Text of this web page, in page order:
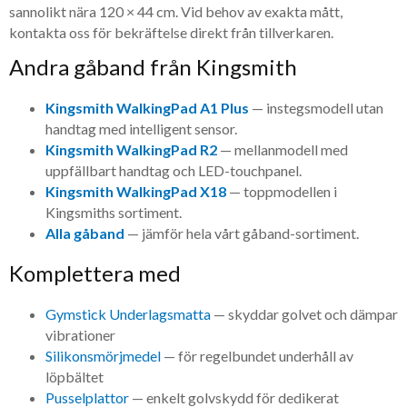
sannolikt nära 120 × 44 cm. Vid behov av exakta mått,
kontakta oss för bekräftelse direkt från tillverkaren.
Andra gåband från Kingsmith
Kingsmith WalkingPad A1 Plus — instegsmodell utan
handtag med intelligent sensor.
Kingsmith WalkingPad R2 — mellanmodell med
uppfällbart handtag och LED-touchpanel.
Kingsmith WalkingPad X18 — toppmodellen i
Kingsmiths sortiment.
Alla gåband — jämför hela vårt gåband-sortiment.
Komplettera med
Gymstick Underlagsmatta — skyddar golvet och dämpar
vibrationer
Silikonsmörjmedel — för regelbundet underhåll av
löpbältet
Pusselplattor — enkelt golvskydd för dedikerat